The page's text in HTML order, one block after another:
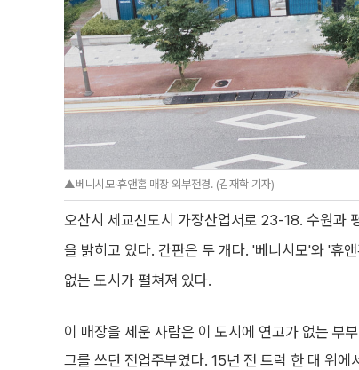
▲베니시모·휴앤홈 매장 외부전경. (김재학 기자)
오산시 세교신도시 가장산업서로 23-18. 수원과
을 밝히고 있다. 간판은 두 개다. '베니시모'와 '휴
없는 도시가 펼쳐져 있다.
이 매장을 세운 사람은 이 도시에 연고가 없는 부
그를 쓰던 전업주부였다. 15년 전 트럭 한 대 위